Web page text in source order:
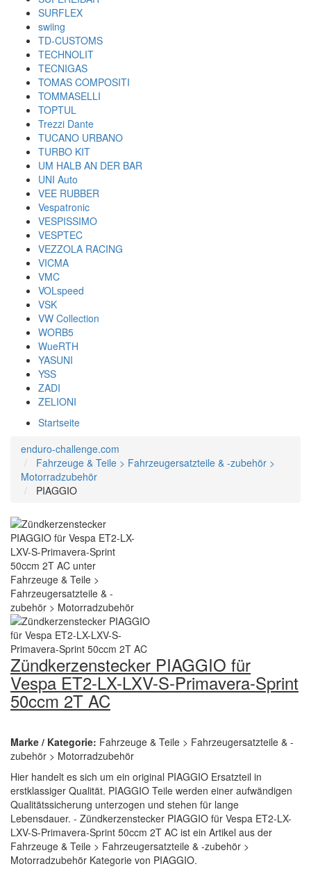
SURFLEX
swiing
TD-CUSTOMS
TECHNOLIT
TECNIGAS
TOMAS COMPOSITI
TOMMASELLI
TOPTUL
Trezzi Dante
TUCANO URBANO
TURBO KIT
UM HALB AN DER BAR
UNI Auto
VEE RUBBER
Vespatronic
VESPISSIMO
VESPTEC
VEZZOLA RACING
VICMA
VMC
VOLspeed
VSK
VW Collection
WORB5
WueRTH
YASUNI
YSS
ZADI
ZELIONI
Startseite
enduro-challenge.com
Fahrzeuge & Teile > Fahrzeugersatzteile & -zubehör >
Motorradzubehör
PIAGGIO
Zündkerzenstecker PIAGGIO für
Vespa ET2-LX-LXV-S-Primavera-Sprint
50ccm 2T AC
Marke / Kategorie: Fahrzeuge & Teile > Fahrzeugersatzteile & -
zubehör > Motorradzubehör
Hier handelt es sich um ein original PIAGGIO Ersatzteil in
erstklassiger Qualität. PIAGGIO Teile werden einer aufwändigen
Qualitätssicherung unterzogen und stehen für lange
Lebensdauer. - Zündkerzenstecker PIAGGIO für Vespa ET2-LX-
LXV-S-Primavera-Sprint 50ccm 2T AC ist ein Artikel aus der
Fahrzeuge & Teile > Fahrzeugersatzteile & -zubehör >
Motorradzubehör Kategorie von PIAGGIO.